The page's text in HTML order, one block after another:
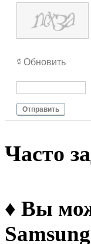
Обновить
Отправить
Чacтo
♦ Вы